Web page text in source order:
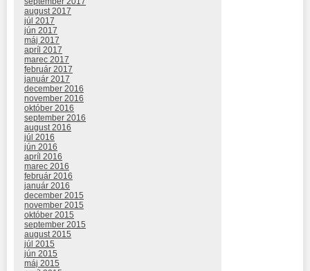
august 2017
júl 2017
jún 2017
máj 2017
apríl 2017
marec 2017
február 2017
január 2017
december 2016
november 2016
október 2016
september 2016
august 2016
júl 2016
jún 2016
apríl 2016
marec 2016
február 2016
január 2016
december 2015
november 2015
október 2015
september 2015
august 2015
júl 2015
jún 2015
máj 2015